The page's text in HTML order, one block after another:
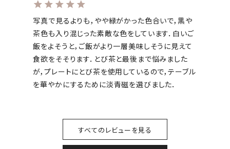
写真で見るよりも，やや緑がかった色合いで，黒や
茶色も入り混じった素敵な色をしています．白いご
飯をよそうと，ご飯がより一層美味しそうに見えて
食欲をそそります．とび茶と最後まで悩みました
が，プレートにとび茶を使用しているので，テーブル
を華やかにするために淡青磁を選びました．
すべてのレビューを見る